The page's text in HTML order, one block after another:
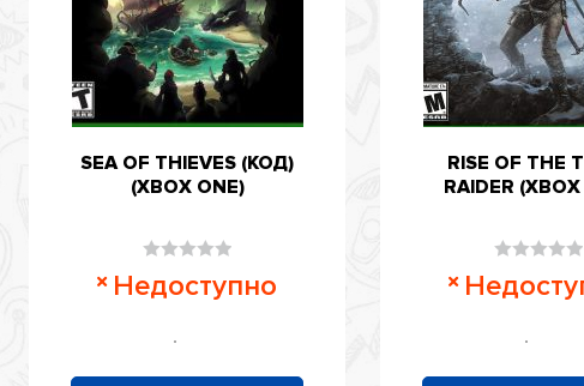
SEA OF THIEVES (КОД)
(XBOX ONE)
0
Недоступно
RISE OF THE
RAIDER
0